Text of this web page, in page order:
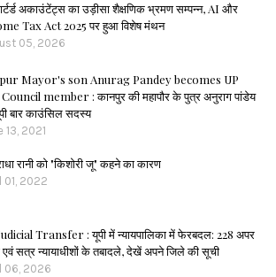
अकाउंटेंट्स का उड़ीसा शैक्षणिक भ्रमण सम्पन्न, AI और
Tax Act 2025 पर हुआ विशेष मंथन
05, 2026
Mayor's son Anurag Pandey becomes UP
member : कानपुर की महापौर के पुत्र अनुराग पांडेय
बार काउंसिल सदस्य
13, 2021
रानी को "किशोरी जू" कहने का कारण
01, 2022
Transfer : यूपी में न्यायपालिका में फेरबदल: 228 अपर
एवं सत्र न्यायाधीशों के तबादले, देखें अपने जिले की सूची
06, 2026